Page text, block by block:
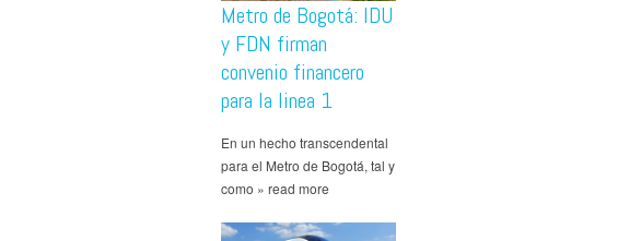
Metro de Bogotá: IDU
y FDN firman
convenio financero
para la linea 1
En un hecho transcendental
para el Metro de Bogotá, tal y
como » read more